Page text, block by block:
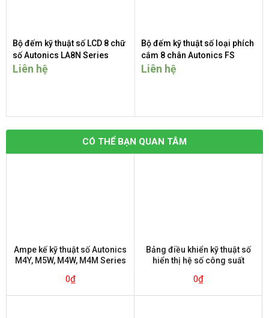
Bộ đếm kỹ thuật số LCD 8 chữ
số Autonics LA8N Series
Liên hệ
Bộ đếm kỹ thuật số loại phích
cắm 8 chân Autonics FS
Series
Liên hệ
CÓ THỂ BẠN QUAN TÂM
Ampe kế kỹ thuật số Autonics
M4Y, M5W, M4W, M4M Series
0₫
Bảng điều khiển kỹ thuật số
hiển thị hệ số công suất
0₫